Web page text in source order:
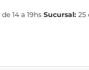
14 a 19hs Sucursal: 25